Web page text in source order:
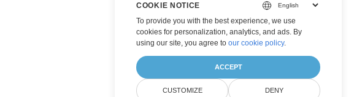
COOKIE NOTICE
To provide you with the best experience, we use
cookies for personalization, analytics, and ads. By
using our site, you agree to our cookie policy.
ACCEPT
CUSTOMIZE DENY